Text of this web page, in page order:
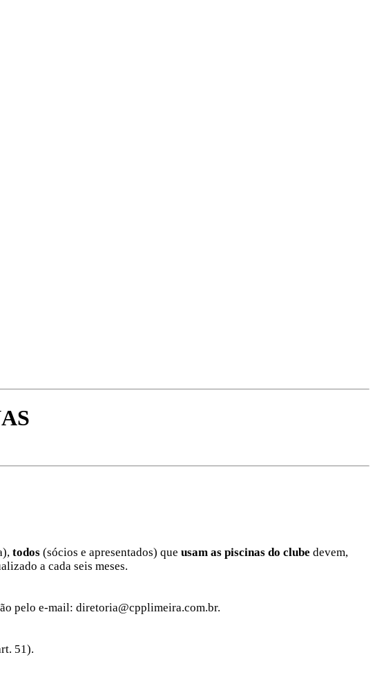
todos (sócios e apresentados) que usam as piscinas do clube devem,
a cada seis meses.
pelo e-mail: diretoria@cpplimeira.com.br.
51).